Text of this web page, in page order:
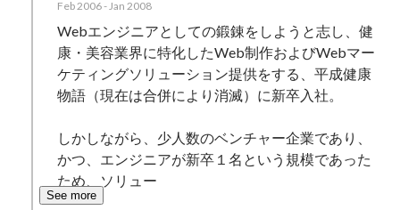
Feb 2006-Jan 2008
Webエンジニアとしての鍛錬をしようと志し、健
康・美容業界に特化したWeb制作およびWebマー
ケティングソリューション提供をする、平成健康
物語（現在は合併により消滅）に新卒入社。
しかしながら、少人数のベンチャー企業であり、
かつ、エンジニアが新卒１名という規模であった
ため、ソリュー
See more